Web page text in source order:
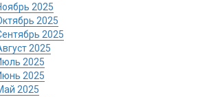
2025
2025
2025
2025
2025
2025
2025